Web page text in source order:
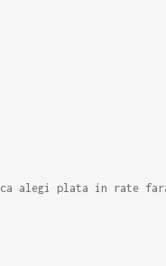
alegi plata in rate